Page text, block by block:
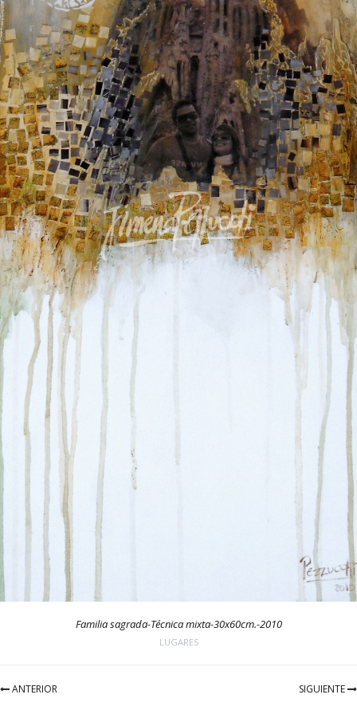
Familia sagrada-Técnica mixta-30x60cm.-2010
LUGARES
ANTERIOR SIGUIENTE